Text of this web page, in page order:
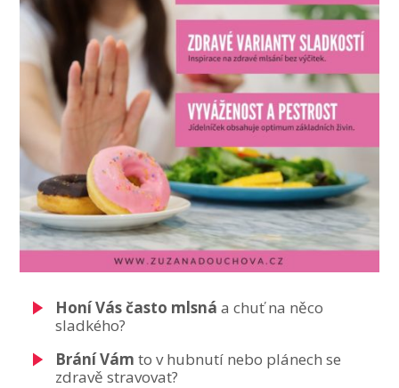
Honí Vás často mlsná a chuť na něco
sladkého?
Brání Vám to v hubnutí nebo plánech se
zdravě stravovat?